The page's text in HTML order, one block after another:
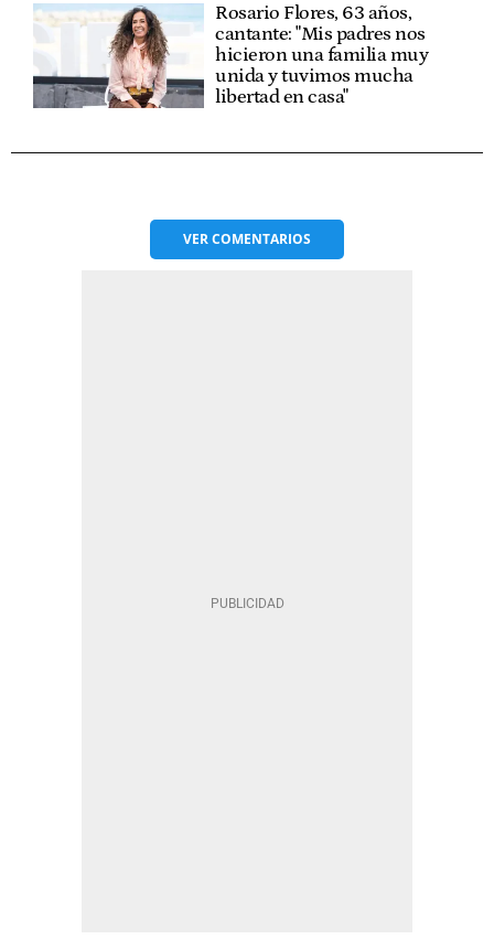
Rosario Flores, 63 años,
cantante: "Mis padres nos
hicieron una familia muy
unida y tuvimos mucha
libertad en casa"
VERCOMENTARIOS